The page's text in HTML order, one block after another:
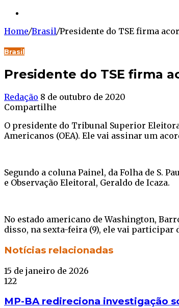
Home/Brasil/Presidente do TSE firma
Brasil
Presidente do TSE firma
Redação 8 de outubro de 2020
Compartilhe
O presidente do Tribunal Superior
Americanos (OEA). Ele vai assinar um
Segundo a coluna Painel, da Folha de S.
e Observação Eleitoral, Geraldo de Icaza.
No estado americano de Washington,
disso, na sexta-feira (9), ele vai
Facebook
Twitter
WhatsApp
Telegram
Notícias relacionadas
15 de janeiro de 2026
122
MP-BA redireciona investigação